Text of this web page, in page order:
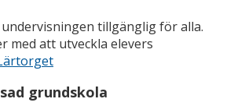
tillgänglig för alla.
med att utveckla elevers
grundskola